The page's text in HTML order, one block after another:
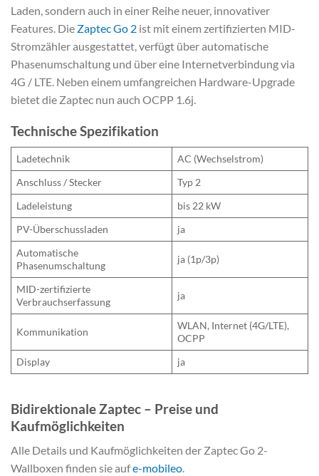
Laden, sondern auch in einer Reihe neuer, innovativer
Features. Die Zaptec Go 2 ist mit einem zertifizierten MID-
Stromzähler ausgestattet, verfügt über automatische
Phasenumschaltung und über eine Internetverbindung via
4G / LTE. Neben einem umfangreichen Hardware-Upgrade
bietet die Zaptec nun auch OCPP 1.6j.
Technische Spezifikation
Ladetechnik
AC (Wechselstrom)
Anschluss / Stecker
Typ 2
Ladeleistung
bis 22 kW
PV-Überschussladen
ja
Automatische
Phasenumschaltung
ja (1p/3p)
MID-zertifizierte
Verbrauchserfassung
ja
Kommunikation
WLAN, Internet (4G/LTE),
OCPP
Display
ja
Bidirektionale Zaptec – Preise und
Kaufmöglichkeiten
Alle Details und Kaufmöglichkeiten der Zaptec Go 2-
Wallboxen finden sie aufe-mobileo.